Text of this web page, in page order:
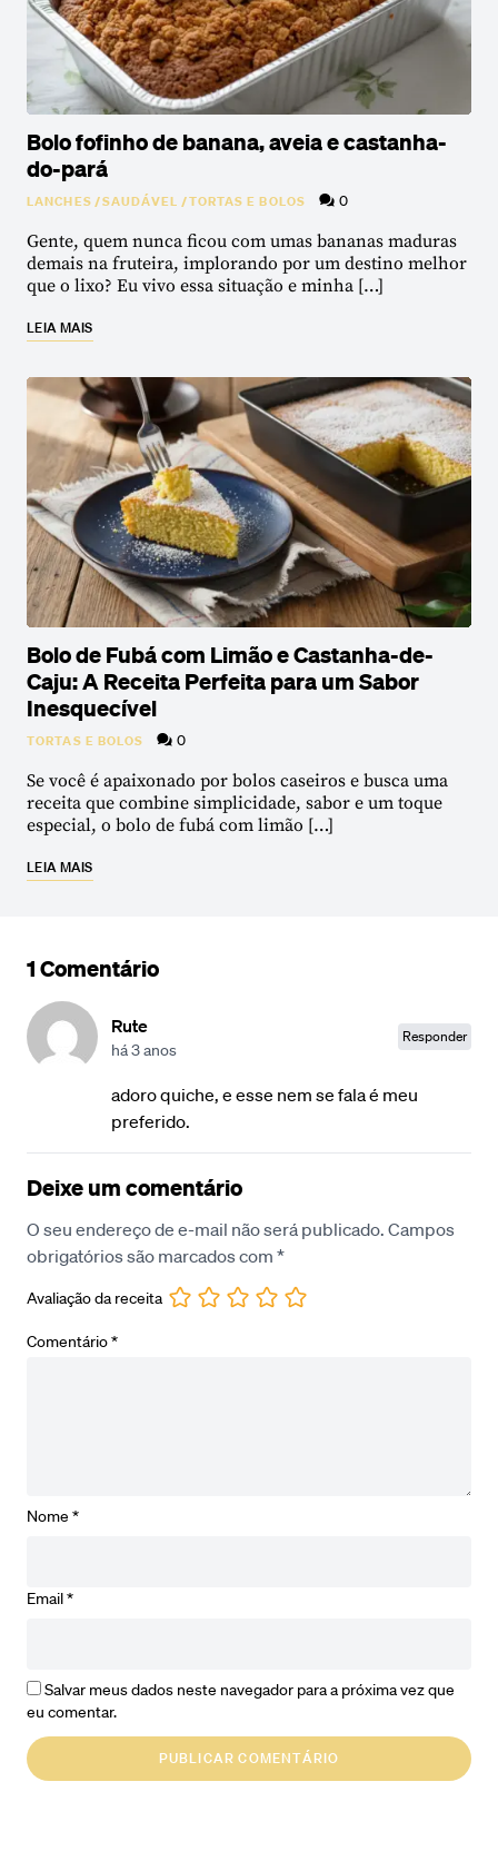
Bolo fofinho de banana, aveia e castanha-
do-pará
LANCHES/SAUDÁVEL /TORTAS E BOLOS 0
Gente, quem nunca ficou com umas bananas maduras
demais na fruteira, implorando por um destino melhor
que o lixo? Eu vivo essa situação e minha […]
LEIA MAIS
Bolo de Fubá com Limão e Castanha-de-
Caju: A Receita Perfeita para um Sabor
Inesquecível
TORTAS E BOLOS 0
Se você é apaixonado por bolos caseiros e busca uma
receita que combine simplicidade, sabor e um toque
especial, o bolo de fubá com limão […]
LEIA MAIS
1 Comentário
Rute
há 3 anos
Responder
adoro quiche, e esse nem se fala é meu
preferido.
Deixe um comentário
O seu endereço de e-mail não será publicado. Campos
obrigatórios são marcados com *
Avaliação da receita
Comentário*
Nome *
Email*
Salvar meus dados neste navegador para a próxima vez que
eu comentar.